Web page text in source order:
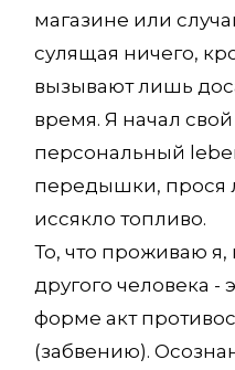
магазине или
сулящая ничего,
вызывают лишь
время. Я начал
персональный
передышки, прося
иссякло топливо.
То, что проживаю я,
другого человека -
форме акт
(забвению).